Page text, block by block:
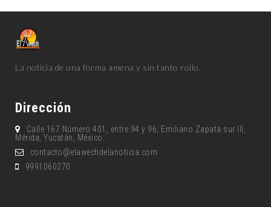
La noticia de una forma amena y sin tanto rollo.
Dirección
Calle 167 Número 401, entre 94 y 96, Emiliano Zapata sur lll,
Mérida, Yucatán, México.
contacto@elawechdelanoticia.com
9991060270